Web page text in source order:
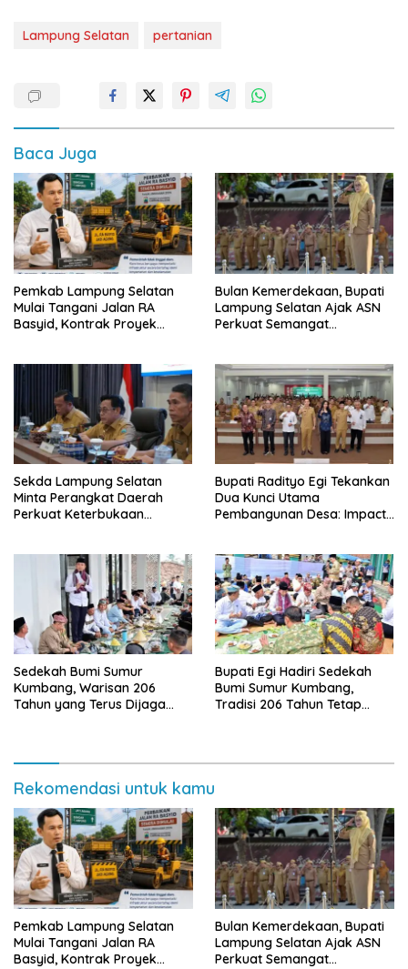
Lampung Selatan pertanian
Baca Juga
Pemkab Lampung Selatan
Mulai Tangani Jalan RA
Basyid, Kontrak Proyek
Bulan Kemerdekaan, Bupati
Lampung Selatan Ajak ASN
Perkuat Semangat
Sekda Lampung Selatan
Minta Perangkat Daerah
Perkuat Keterbukaan
Bupati Radityo Egi Tekankan
Dua Kunci Utama
Pembangunan Desa: Impact
Sedekah Bumi Sumur
Kumbang, Warisan 206
Tahun yang Terus Dijaga
Bupati Egi Hadiri Sedekah
Bumi Sumur Kumbang,
Tradisi 206 Tahun Tetap
Rekomendasi untuk kamu
Pemkab Lampung Selatan
Mulai Tangani Jalan RA
Basyid, Kontrak Proyek
Bulan Kemerdekaan, Bupati
Lampung Selatan Ajak ASN
Perkuat Semangat